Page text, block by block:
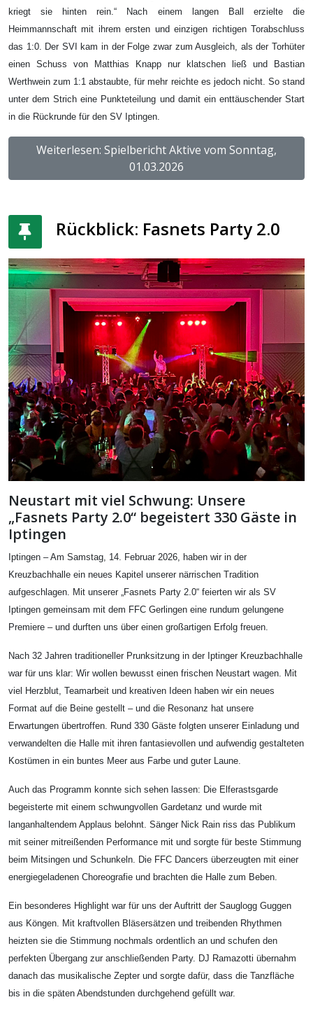
kriegt sie hinten rein.“ Nach einem langen Ball erzielte die
Heimmannschaft mit ihrem ersten und einzigen richtigen Torabschluss
das 1:0. Der SVI kam in der Folge zwar zum Ausgleich, als der Torhüter
einen Schuss von Matthias Knapp nur klatschen ließ und Bastian
Werthwein zum 1:1 abstaubte, für mehr reichte es jedoch nicht. So stand
unter dem Strich eine Punkteteilung und damit ein enttäuschender Start
in die Rückrunde für den SV Iptingen.
Weiterlesen: Spielbericht Aktive vom Sonntag,
01.03.2026
Rückblick: Fasnets Party 2.0
Neustart mit viel Schwung: Unsere
„Fasnets Party 2.0“ begeistert 330 Gäste in
Iptingen
Iptingen – Am Samstag, 14. Februar 2026, haben wir in der
Kreuzbachhalle ein neues Kapitel unserer närrischen Tradition
aufgeschlagen. Mit unserer „Fasnets Party 2.0“ feierten wir als SV
Iptingen gemeinsam mit dem FFC Gerlingen eine rundum gelungene
Premiere – und durften uns über einen großartigen Erfolg freuen.
Nach 32 Jahren traditioneller Prunksitzung in der Iptinger Kreuzbachhalle
war für uns klar: Wir wollen bewusst einen frischen Neustart wagen. Mit
viel Herzblut, Teamarbeit und kreativen Ideen haben wir ein neues
Format auf die Beine gestellt – und die Resonanz hat unsere
Erwartungen übertroffen. Rund 330 Gäste folgten unserer Einladung und
verwandelten die Halle mit ihren fantasievollen und aufwendig gestalteten
Kostümen in ein buntes Meer aus Farbe und guter Laune.
Auch das Programm konnte sich sehen lassen: Die Elferastsgarde
begeisterte mit einem schwungvollen Gardetanz und wurde mit
langanhaltendem Applaus belohnt. Sänger Nick Rain riss das Publikum
mit seiner mitreißenden Performance mit und sorgte für beste Stimmung
beim Mitsingen und Schunkeln. Die FFC Dancers überzeugten mit einer
energiegeladenen Choreografie und brachten die Halle zum Beben.
Ein besonderes Highlight war für uns der Auftritt der Sauglogg Guggen
aus Köngen. Mit kraftvollen Bläsersätzen und treibenden Rhythmen
heizten sie die Stimmung nochmals ordentlich an und schufen den
perfekten Übergang zur anschließenden Party. DJ Ramazotti übernahm
danach das musikalische Zepter und sorgte dafür, dass die Tanzfläche
bis in die späten Abendstunden durchgehend gefüllt war.